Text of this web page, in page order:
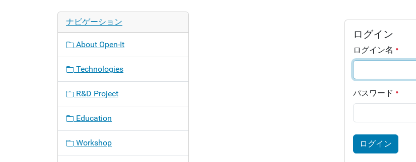
ログイン
ログイン名
パスワード
ログイン
ナビゲーション
About Open-It
Technologies
R&D Project
Education
Workshop